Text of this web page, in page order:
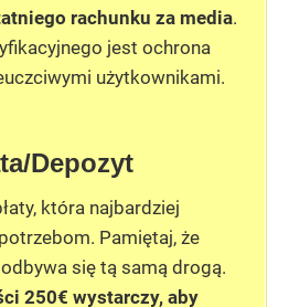
rachunku za media.
jest ochrona
użytkownikami.
Depozyt
która najbardziej
Pamiętaj, że
się tą samą drogą.
250€ wystarczy, aby